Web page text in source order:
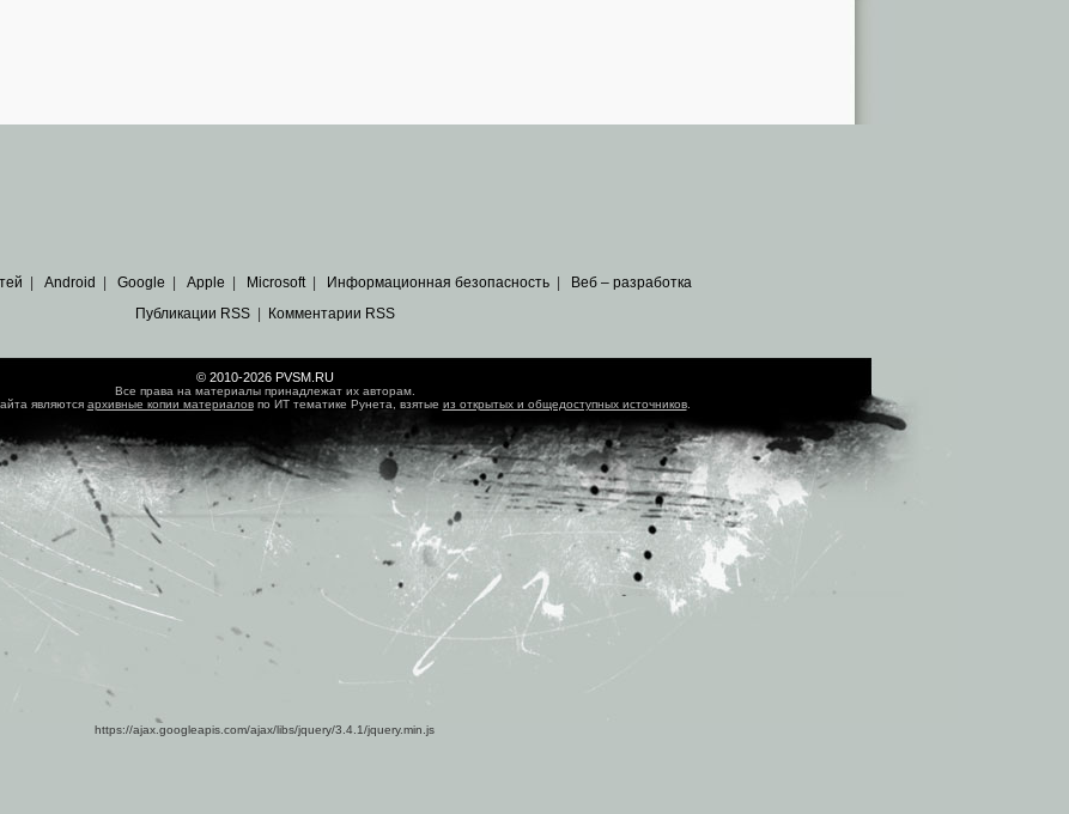
Android Google Apple Microsoft| Информационная безопасность
Веб – разработка
Публикации RSS| Комментарии RSS
© 2010-2026 PVSM.RU
Все права на материалы принадлежат их авторам.
являются архивные копии материаловпо ИТ тематике Рунета, взятые из открытых и общедоступных источников.
https://ajax.googleapis.com/ajax/libs/jquery/3.4.1/jquery.min.js